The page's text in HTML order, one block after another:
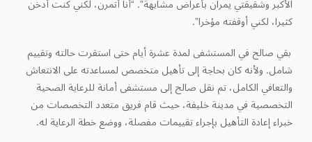
الأكبر وشقيقتي يمران بأعراض مشابهة”. “أنا أتمرن، لكني كنت أدخن
كثيرا، لكني أوقفته مؤخرا”.
بقي صالح في المستشفى لمدة عشرة أيام حتى استقرت حالته وتقييم
شامل. ولأنه كان بحاجة إلى تأهيل متخصص لمساعدته على الانتعاش
والتعافي الكامل، تم نقل صالح إلى مستشفى أمانة للرعاية الصحية
التخصصية في مدينة خليفة، حيث قام فريق متعدد التخصصات من
خبراء إعادة التأهيل بإجراء تقييمات مفصلة، ووضع خطة الرعاية له.